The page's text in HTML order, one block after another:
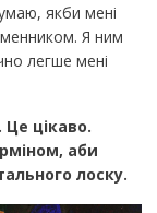
якби мені
Я ним
легше мені
цікаво.
аби
лоску.